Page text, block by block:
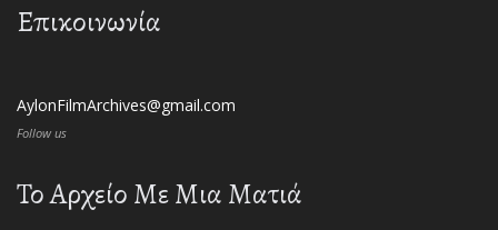
Επικοινωνία
AylonFilmArchives@gmail.com
Follow us
Το Αρχείο Με Μια Ματιά